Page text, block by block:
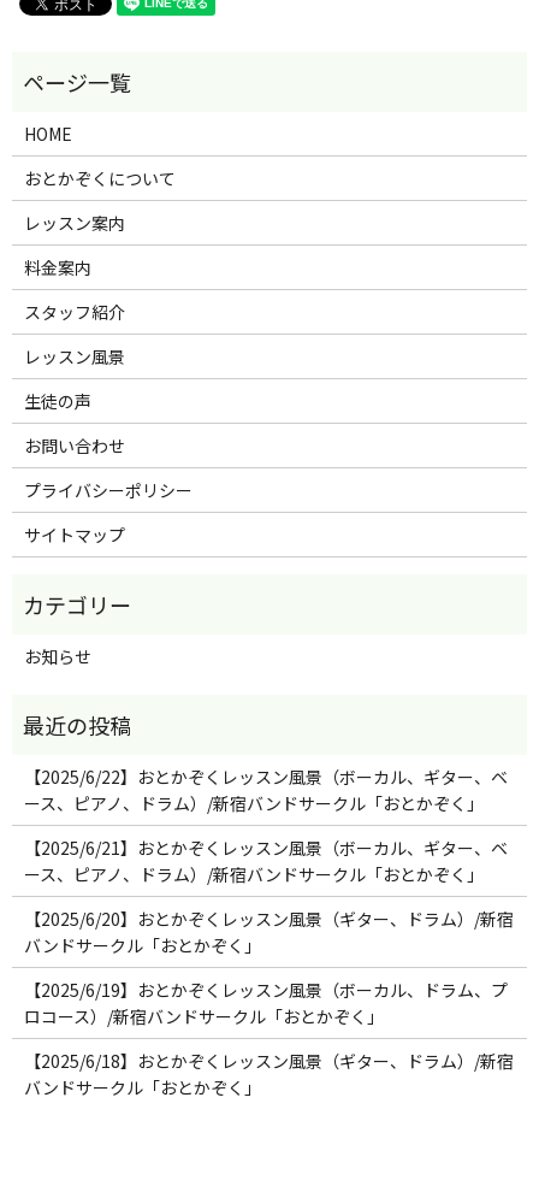
HOME
おとかぞくについて
レッスン案内
料金案内
スタッフ紹介
レッスン風景
生徒の声
お問い合わせ
プライバシーポリシー
サイトマップ
お知らせ
【2025/6/22】おとかぞくレッスン風景（ボーカル、ギター、ベ
ース、ピアノ、ドラム）/新宿バンドサークル「おとかぞく」
【2025/6/21】おとかぞくレッスン風景（ボーカル、ギター、ベ
ース、ピアノ、ドラム）/新宿バンドサークル「おとかぞく」
【2025/6/20】おとかぞくレッスン風景（ギター、ドラム）/新宿
バンドサークル「おとかぞく」
【2025/6/19】おとかぞくレッスン風景（ボーカル、ドラム、プ
ロコース）/新宿バンドサークル「おとかぞく」
【2025/6/18】おとかぞくレッスン風景（ギター、ドラム）/新宿
バンドサークル「おとかぞく」